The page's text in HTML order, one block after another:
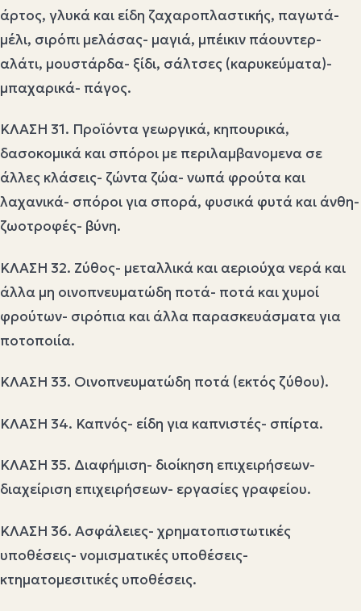
άρτος, γλυκά και είδη ζαχαροπλαστικής, παγωτά-
μέλι, σιρόπι μελάσας- μαγιά, μπέικιν πάουντερ-
αλάτι, μουστάρδα- ξίδι, σάλτσες (καρυκεύματα)-
μπαχαρικά- πάγος.
ΚΛΑΣΗ 31. Προϊόντα γεωργικά, κηπουρικά,
δασοκομικά και σπόροι με περιλαμβανομενα σε
άλλες κλάσεις- ζώντα ζώα- νωπά φρούτα και
λαχανικά- σπόροι για σπορά, φυσικά φυτά και άνθη-
ζωοτροφές- βύνη.
ΚΛΑΣΗ 32. Ζύθος- μεταλλικά και αεριούχα νερά και
άλλα μη οινοπνευματώδη ποτά- ποτά και χυμοί
φρούτων- σιρόπια και άλλα παρασκευάσματα για
ποτοποιία.
ΚΛΑΣΗ 33. Οινοπνευματώδη ποτά (εκτός ζύθου).
ΚΛΑΣΗ 34. Καπνός- είδη για καπνιστές- σπίρτα.
ΚΛΑΣΗ 35. Διαφήμιση- διοίκηση επιχειρήσεων-
διαχείριση επιχειρήσεων- εργασίες γραφείου.
ΚΛΑΣΗ 36. Ασφάλειες- χρηματοπιστωτικές
υποθέσεις- νομισματικές υποθέσεις-
κτηματομεσιτικές υποθέσεις.